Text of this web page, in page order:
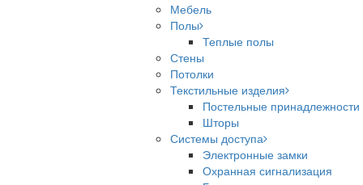
Мебель
Полы
Теплые полы
Стены
Потолки
Текстильные изделия
Постельные принадлежности
Шторы
Системы доступа
Электронные замки
Охранная сигнализация